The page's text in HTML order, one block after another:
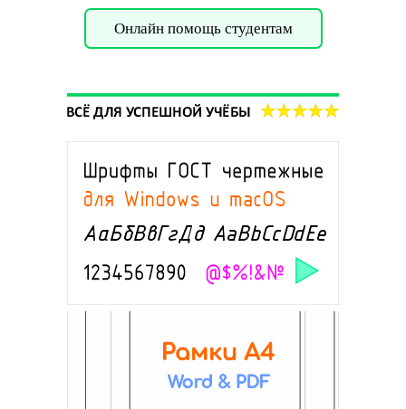
Онлайн помощь студентам